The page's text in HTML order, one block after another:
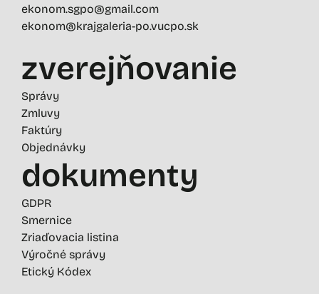
ekonom.sgpo@gmail.com
ekonom@krajgaleria-po.vucpo.sk
zverejňovanie
Správy
Zmluvy
Faktúry
Objednávky
dokumenty
GDPR
Smernice
Zriaďovacia listina
Výročné správy
Etický Kódex